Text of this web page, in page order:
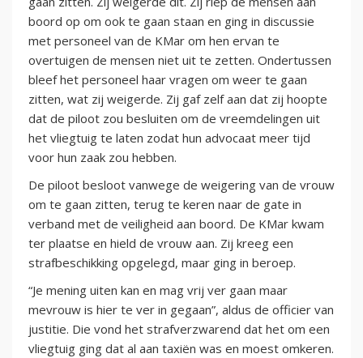
boord op om ook te gaan staan en ging in discussie
met personeel van de KMar om hen ervan te
overtuigen de mensen niet uit te zetten. Ondertussen
bleef het personeel haar vragen om weer te gaan
zitten, wat zij weigerde. Zij gaf zelf aan dat zij hoopte
dat de piloot zou besluiten om de vreemdelingen uit
het vliegtuig te laten zodat hun advocaat meer tijd
voor hun zaak zou hebben.
De piloot besloot vanwege de weigering van de vrouw
om te gaan zitten, terug te keren naar de gate in
verband met de veiligheid aan boord. De KMar kwam
ter plaatse en hield de vrouw aan. Zij kreeg een
strafbeschikking opgelegd, maar ging in beroep.
“Je mening uiten kan en mag vrij ver gaan maar
mevrouw is hier te ver in gegaan”, aldus de officier van
justitie. Die vond het strafverzwarend dat het om een
vliegtuig ging dat al aan taxiën was en moest omkeren.